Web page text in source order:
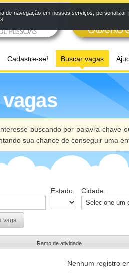
Cadastre-se! Buscar vagas
buscando por palavra-chave
sua chance de conseguir uma
Estado: Cidade:
vaga
Ramo de atividade
Nenhum registro
navegação em nossos serviços,